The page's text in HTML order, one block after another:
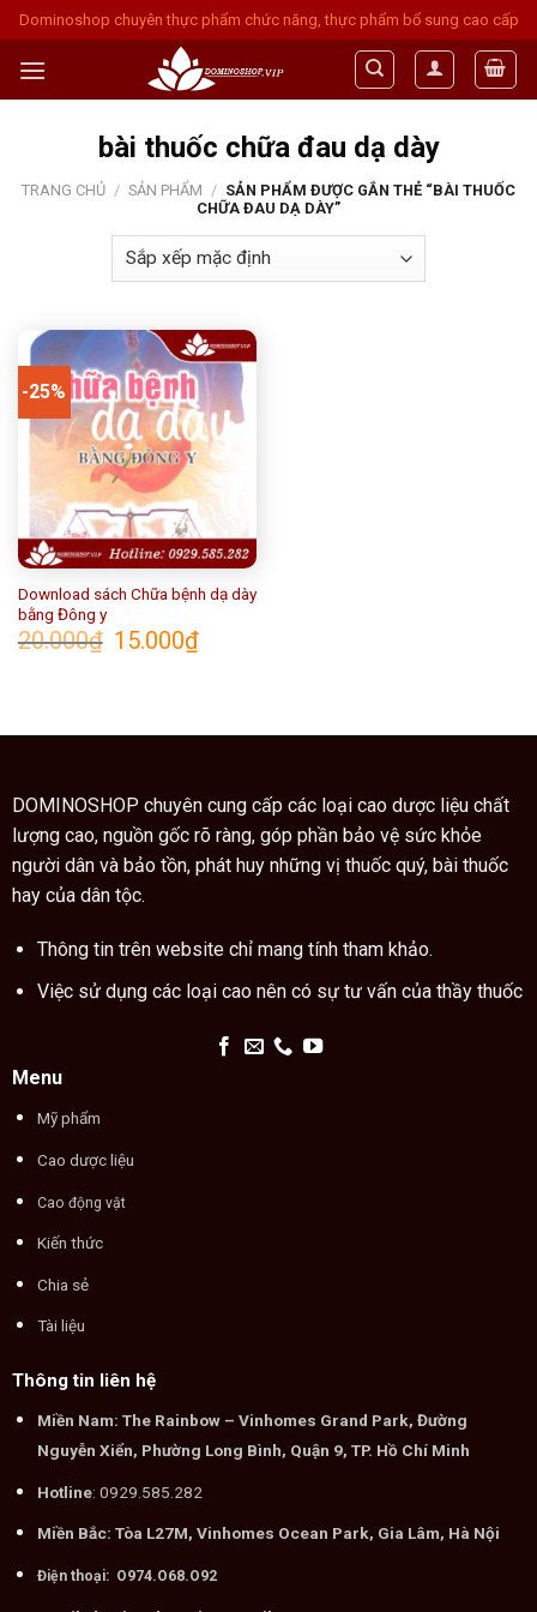
Skip
to
content
Dominoshop chuyên thực phẩm chức năng, thực phẩm bổ sung cao cấp
bài thuốc chữa đau dạ dày
TRANG CHỦ / SẢN PHẨM / SẢN PHẨM ĐƯỢC GẮN THẺ “BÀI THUỐC
CHỮA ĐAU DẠ DÀY”
-25%
Download sách Chữa bệnh dạ dày
bằng Đông y
20.000₫
Giá
gốc
15.000₫Giá
hiện
DOMINOSHOP chuyên cung cấp các loại cao dược liệu chất
lượng cao, nguồn gốc rõ ràng, góp phần bảo vệ sức khỏe
người dân và bảo tồn, phát huy những vị thuốc quý, bài thuốc
hay của dân tộc.
Thông tin trên website chỉ mang tính tham khảo.
Việc sử dụng các loại cao nên có sự tư vấn của thầy thuốc
Menu
Mỹ phẩm
Cao dược liệu
Cao động vật
Kiến thức
Chia sẻ
Tài liệu
Thông tin liên hệ
Miền Nam: The Rainbow – Vinhomes Grand Park, Đường
Nguyễn Xiển, Phường Long Bình, Quận 9, TP. Hồ Chí Minh
Hotline: 0929.585.282
Miền Bắc: Tòa L27M, Vinhomes Ocean Park, Gia Lâm, Hà Nội
Điện thoại: O974.O68.O92